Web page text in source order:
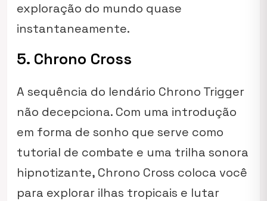
exploração do mundo quase
instantaneamente.
5. Chrono Cross
A sequência do lendário Chrono Trigger
não decepciona. Com uma introdução
em forma de sonho que serve como
tutorial de combate e uma trilha sonora
hipnotizante, Chrono Cross coloca você
para explorar ilhas tropicais e lutar